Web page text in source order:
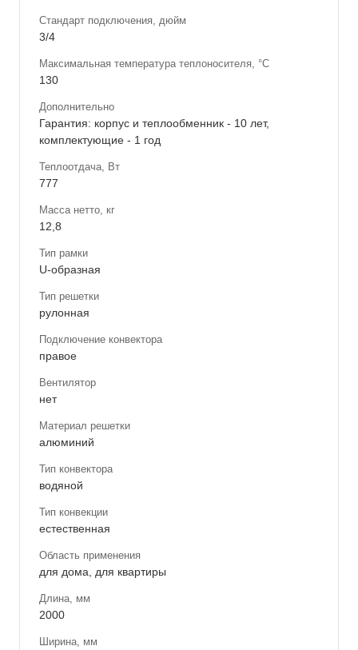
Стандарт подключения, дюйм
3/4
Максимальная температура теплоносителя, °С
130
Дополнительно
Гарантия: корпус и теплообменник - 10 лет,
комплектующие - 1 год
Теплоотдача, Вт
777
Масса нетто, кг
12,8
Тип рамки
U-образная
Тип решетки
рулонная
Подключение конвектора
правое
Вентилятор
нет
Материал решетки
алюминий
Тип конвектора
водяной
Тип конвекции
естественная
Область применения
для дома, для квартиры
Длина, мм
2000
Ширина, мм